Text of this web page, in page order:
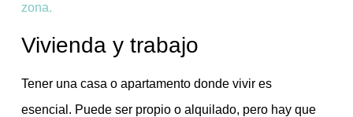
zona.
Vivienda y trabajo
Tener una casa o apartamento donde vivir es
esencial. Puede ser propio o alquilado, pero hay que